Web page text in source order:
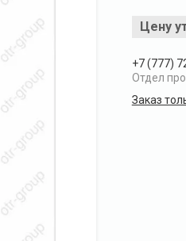
Цену
+7 (777)
Отдел
Заказ